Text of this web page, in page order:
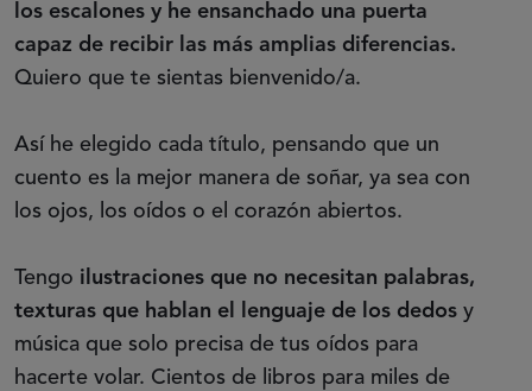
los escalones y he ensanchado una puerta
capaz de recibir las más amplias diferencias.
Quiero que te sientas bienvenido/a.
Así he elegido cada título, pensando que un
cuento es la mejor manera de soñar, ya sea con
los ojos, los oídos o el corazón abiertos.
Tengo ilustraciones que no necesitan palabras,
texturas que hablan el lenguaje de los dedos y
música que solo precisa de tus oídos para
hacerte volar. Cientos de libros para miles de